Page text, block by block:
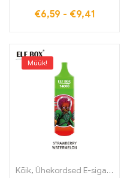
SHISHA 16000 tollivaba
€6,59 - €9,41
Müük!
Kõik, Ühekordsed E-sigaretid